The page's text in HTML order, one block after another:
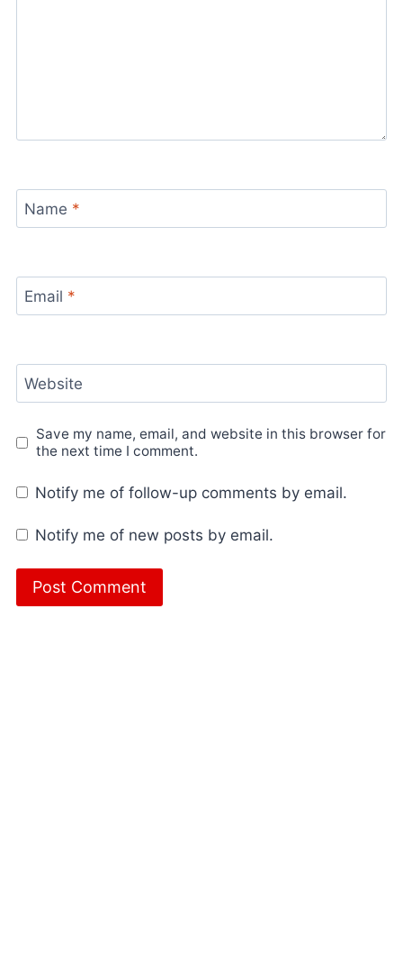
Name *
Email *
Website
Save my name, email, and website in this browser for
the next time I comment.
Notify me of follow-up comments by email.
Notify me of new posts by email.